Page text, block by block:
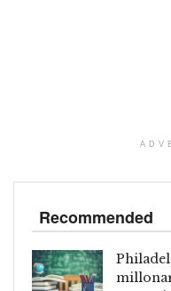
Recommended